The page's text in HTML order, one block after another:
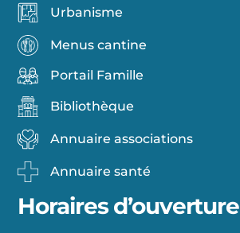
Urbanisme
Menus cantine
Portail Famille
Bibliothèque
Annuaire associations
Annuaire santé
Horaires d’ouverture